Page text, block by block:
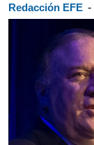
Redacción EFE -